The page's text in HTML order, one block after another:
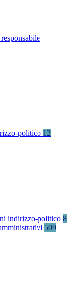
politico 12
indirizzo-politico 8
509